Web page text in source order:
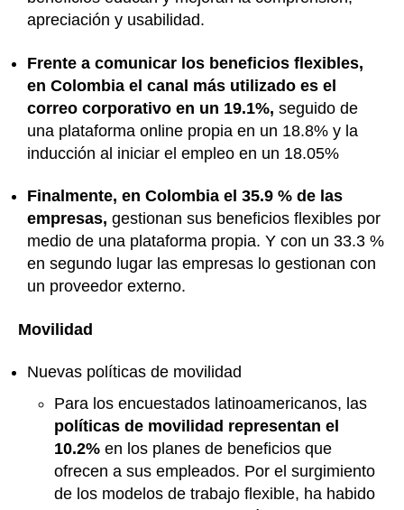
apreciación y usabilidad.
Frente a comunicar los beneficios flexibles,
en Colombia el canal más utilizado es el
correo corporativo en un 19.1%, seguido de
una plataforma online propia en un 18.8% y la
inducción al iniciar el empleo en un 18.05%
Finalmente, en Colombia el 35.9 % de las
empresas, gestionan sus beneficios flexibles por
medio de una plataforma propia. Y con un 33.3 %
en segundo lugar las empresas lo gestionan con
un proveedor externo.
Movilidad
Nuevas políticas de movilidad
Para los encuestados latinoamericanos, las
políticas de movilidad representan el
10.2% en los planes de beneficios que
ofrecen a sus empleados. Por el surgimiento
de los modelos de trabajo flexible, ha habido